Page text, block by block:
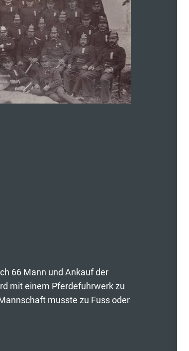
66 Mann und Ankauf der
mit einem Pferdefuhrwerk zu
musste zu Fuss oder